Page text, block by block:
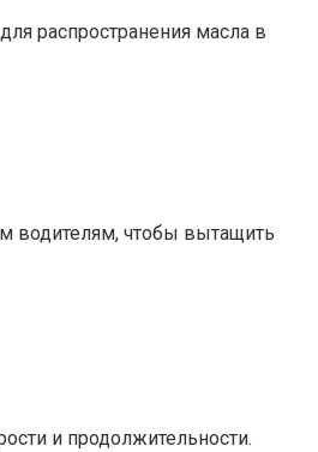
распространения масла в
водителям, чтобы вытащить
и продолжительности.